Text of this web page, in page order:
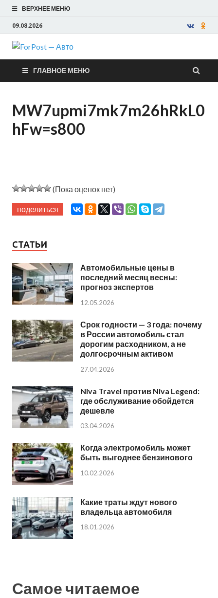
ВЕРХНЕЕ МЕНЮ
09.08.2026
ForPost —
Авто
ГЛАВНОЕ МЕНЮ
MW7upmi7mk7m26hRkL0
hFw=s800
(Пока оценок нет)
поделиться
СТАТЬИ
Автомобильные цены в
последний месяц весны:
прогноз экспертов
12.05.2026
Срок годности — 3 года: почему
в России автомобиль стал
дорогим расходником, а не
долгосрочным активом
27.04.2026
Niva Travel против Niva Legend:
где обслуживание обойдется
дешевле
03.04.2026
Когда электромобиль может
быть выгоднее бензинового
10.02.2026
Какие траты ждут нового
владельца автомобиля
18.01.2026
Самое читаемое